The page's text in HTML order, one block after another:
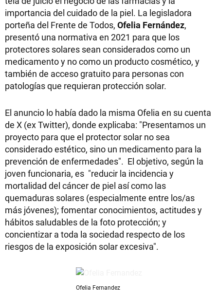
importancia del cuidado de la piel. La legisladora
porteña del Frente de Todos, Ofelia Fernández,
presentó una normativa en 2021 para que los
protectores solares sean considerados como un
medicamento y no como un producto cosmético, y
también de acceso gratuito para personas con
patologías que requieran protección solar.
El anuncio lo había dado la misma Ofelia en su cuenta
de X (ex Twitter), donde explicaba: "Presentamos un
proyecto para que el protector solar no sea
considerado estético, sino un medicamento para la
prevención de enfermedades". El objetivo, según la
joven funcionaria, es "reducir la incidencia y
mortalidad del cáncer de piel así como las
quemaduras solares (especialmente entre los/as
más jóvenes); fomentar conocimientos, actitudes y
hábitos saludables de la foto protección; y
concientizar a toda la sociedad respecto de los
riesgos de la exposición solar excesiva".
Ofelia Fernandez